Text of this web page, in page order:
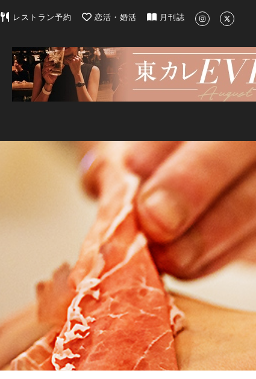
東京カレンダー | 最新のグルメ、洗練されたライフスタイル情報
レストラン予約 恋活・婚活 月刊誌